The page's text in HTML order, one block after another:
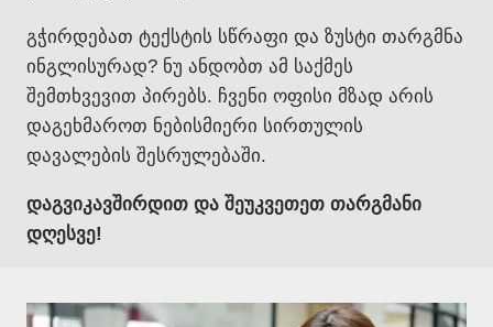
გჭირდებათ ტექსტის სწრაფი და ზუსტი თარგმნა
ინგლისურად? ნუ ანდობთ ამ საქმეს
შემთხვევით პირებს. ჩვენი ოფისი მზად არის
დაგეხმაროთ ნებისმიერი სირთულის
დავალების შესრულებაში.
დაგვიკავშირდით და შეუკვეთეთ თარგმანი
დღესვე!